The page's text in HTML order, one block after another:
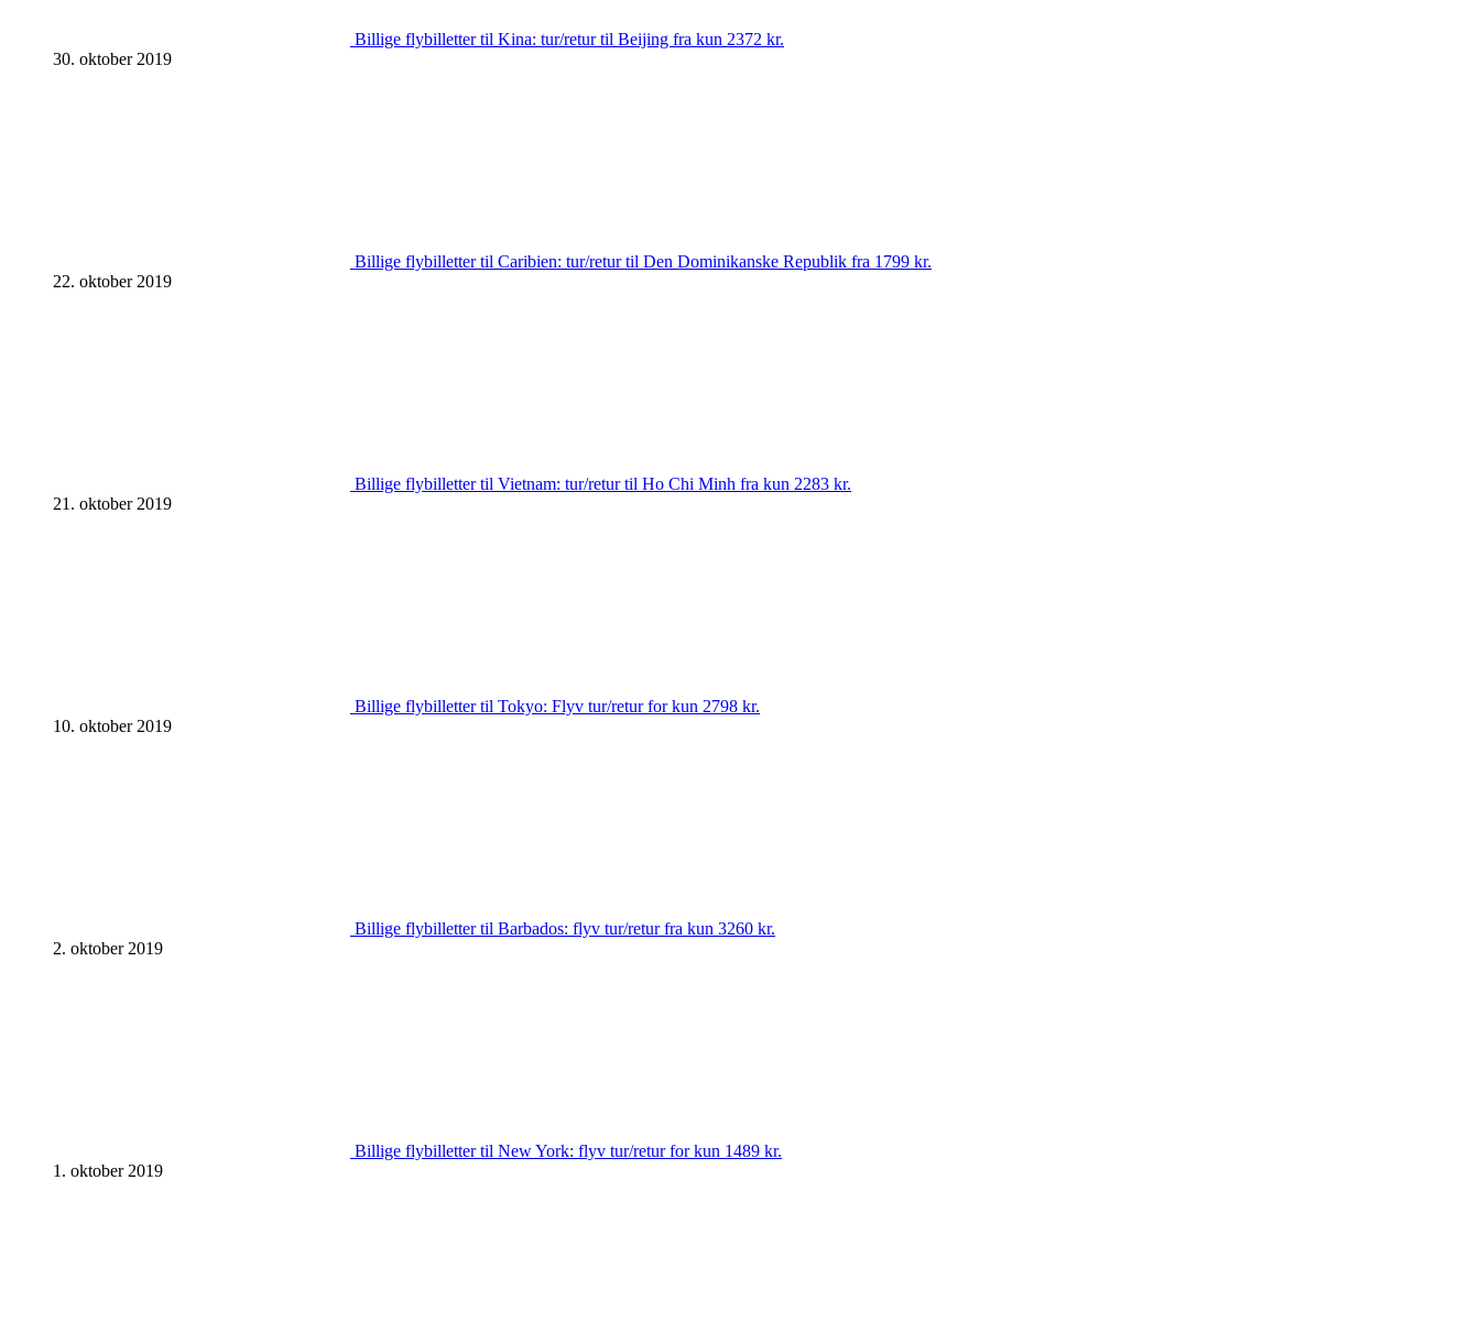
Billige flybilletter til Kina: tur/retur til Beijing fra kun 2372 kr.
30. oktober 2019
Billige flybilletter til Caribien: tur/retur til Den Dominikanske Republik fra 1799 kr.
22. oktober 2019
Billige flybilletter til Vietnam: tur/retur til Ho Chi Minh fra kun 2283 kr.
21. oktober 2019
Billige flybilletter til Tokyo: Flyv tur/retur for kun 2798 kr.
10. oktober 2019
Billige flybilletter til Barbados: flyv tur/retur fra kun 3260 kr.
2. oktober 2019
Billige flybilletter til New York: flyv tur/retur for kun 1489 kr.
1. oktober 2019